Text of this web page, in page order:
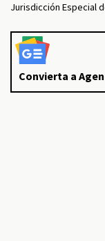
Jurisdicción Especial
Convierta a